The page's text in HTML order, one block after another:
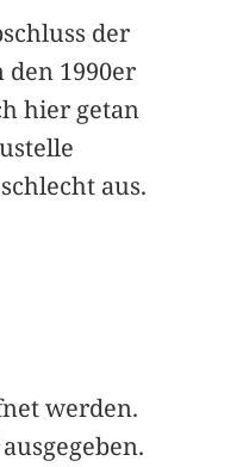
der
1990er
hier getan
aus.
werden.